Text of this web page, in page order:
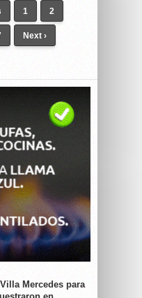
1 2
Next ›
Mercedes para